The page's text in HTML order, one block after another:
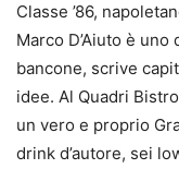
Classe ’86,
Marco D’Aiuto è
bancone, scrive
idee. Al Quadri
un vero e proprio
drink d’autore, sei